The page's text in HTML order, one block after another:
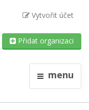
Vytvořit účet
Přidat organizaci
menu